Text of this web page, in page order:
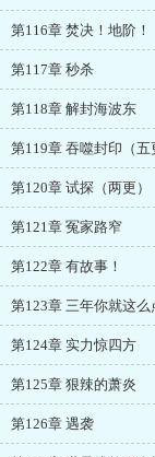
第116章 焚决！地阶！
第117章 秒杀
第118章 解封海波东
第119章 吞噬封印（五
第120章 试探（两更）
第121章 冤家路窄
第122章 有故事！
第123章 三年你就这么
第124章 实力惊四方
第125章 狠辣的萧炎
第126章 遇袭